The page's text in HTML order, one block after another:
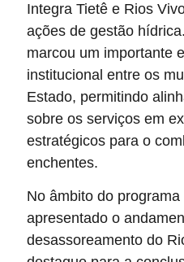
Integra Tietê e Rios
ações de gestão
marcou um importante
institucional entre os
Estado, permitindo
sobre os serviços em
estratégicos para o
enchentes.
No âmbito do
apresentado o
desassoreamento do